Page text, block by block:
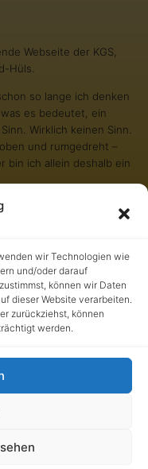
wir Technologien wie
und/oder darauf
können wir Daten
dieser Website verarbeiten.
zurückziehst, können
werden.
Webseite der KGS,
Hüls.
so lange ich denken
es bedeutet, ein
Wirklich keinen Sinn.
und rumgedreht –
bin ich allein deshalb ein
stehen. Aber andere
stört es mich nicht
geschafft, wovon all
nur träumen.